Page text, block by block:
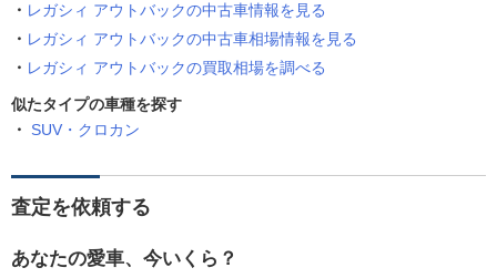
レガシィ アウトバックの中古車情報を見る
レガシィ アウトバックの中古車相場情報を見る
レガシィ アウトバックの買取相場を調べる
似たタイプの車種を探す
SUV・クロカン
査定を依頼する
あなたの愛車、今いくら？